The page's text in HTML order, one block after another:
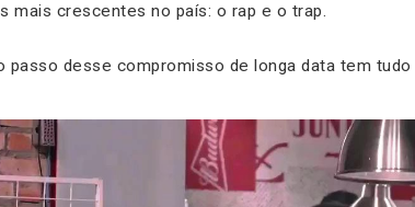
mais crescentes no país: o rap e o trap.
passo desse compromisso de longa data tem tudo